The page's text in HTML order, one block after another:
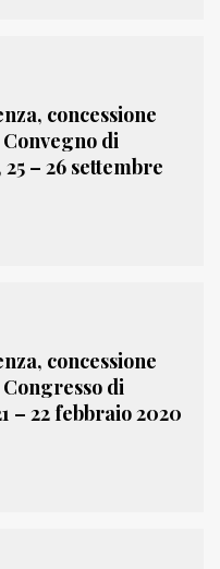
concessione
di
– 26 settembre
concessione
di
– 22 febbraio 2020